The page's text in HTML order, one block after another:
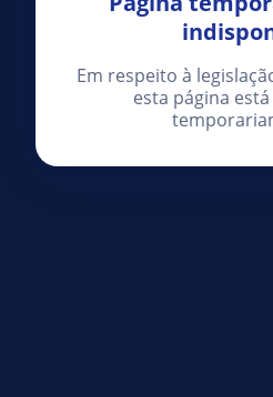
Em respeito à
esta página